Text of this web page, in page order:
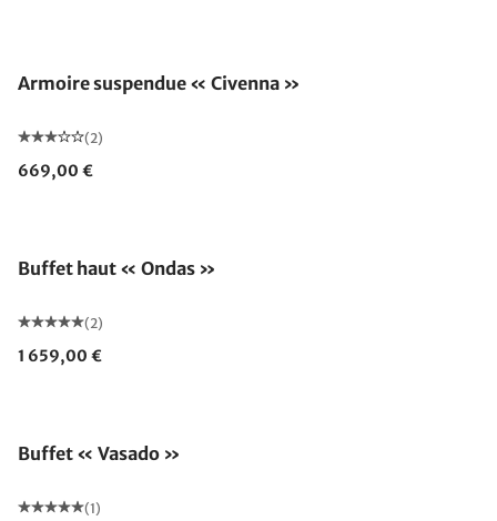
Armoire suspendue « Civenna »
(2)
669,00 €
Buffet haut « Ondas »
(2)
1 659,00 €
Buffet « Vasado »
(1)